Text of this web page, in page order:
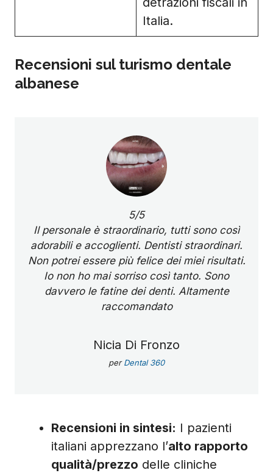
Italia.
Recensioni sul turismo dentale
albanese
5/5
Il personale è straordinario, tutti sono così
adorabili e accoglienti. Dentisti straordinari.
Non potrei essere più felice dei miei risultati.
Io non ho mai sorriso così tanto. Sono
davvero le fatine dei denti. Altamente
raccomandato
Nicia Di Fronzo
perDental 360
Recensioni in sintesi: I pazienti
italiani apprezzano l’alto rapporto
qualità/prezzo delle cliniche